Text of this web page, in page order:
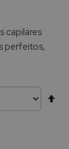
capilares
perfeitos,